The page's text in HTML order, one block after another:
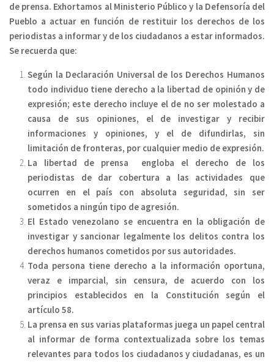
de prensa. Exhortamos al Ministerio Público y la Defensoría del
Pueblo a actuar en función de restituir los derechos de los
periodistas a informar y de los ciudadanos a estar informados.
Se recuerda que:
Según la Declaración Universal de los Derechos Humanos
todo individuo tiene derecho a la libertad de opinión y de
expresión; este derecho incluye el de no ser molestado a
causa de sus opiniones, el de investigar y recibir
informaciones y opiniones, y el de difundirlas, sin
limitación de fronteras, por cualquier medio de expresión.
La libertad de prensa engloba el derecho de los
periodistas de dar cobertura a las actividades que
ocurren en el país con absoluta seguridad, sin ser
sometidos a ningún tipo de agresión.
El Estado venezolano se encuentra en la obligación de
investigar y sancionar legalmente los delitos contra los
derechos humanos cometidos por sus autoridades.
Toda persona tiene derecho a la información oportuna,
veraz e imparcial, sin censura, de acuerdo con los
principios establecidos en la Constitución según el
artículo 58.
La prensa en sus varias plataformas juega un papel central
al informar de forma contextualizada sobre los temas
relevantes para todos los ciudadanos y ciudadanas, es un